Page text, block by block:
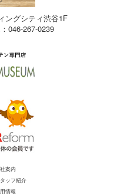
ングシティ渋谷1F
046-267-0239
案内
ッフ紹介
情報